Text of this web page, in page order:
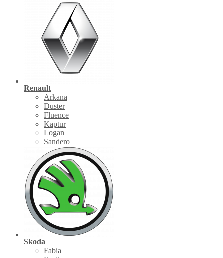
Renault
Arkana
Duster
Fluence
Kaptur
Logan
Sandero
Skoda
Fabia